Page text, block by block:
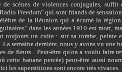
scènes de violences conjugales, suffit
Freedom" qui sont friands de
de la Réunion qui a écumé la
dans les années 1910 est mort,
toujours un culte : sur sa tombe, peinte
semaine dernière, nous y avons vu une
de fleurs... Peut-être qu'on a voulu faire
cette banane percée) peut-être aussi
les superstitions sont encore très vivaces.